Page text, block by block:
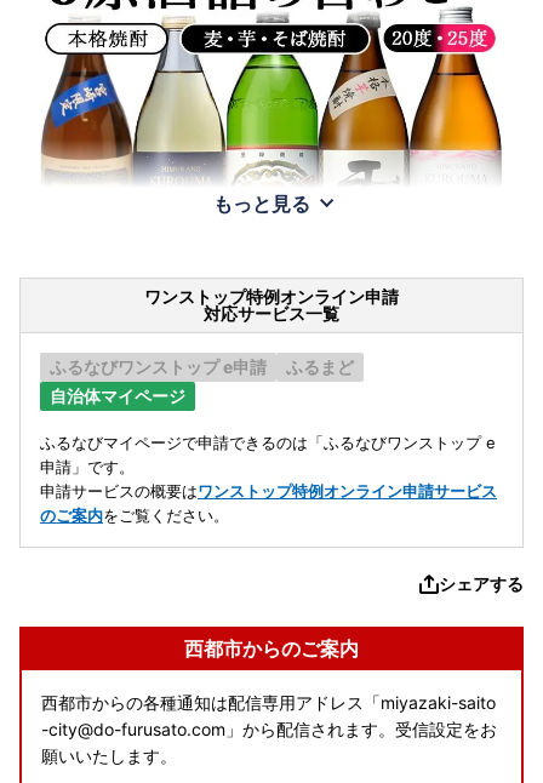
もっと見る
ワンストップ特例オンライン申請
対応サービス一覧
ふるなびワンストップ e申請
ふるまど
自治体マイページ
ふるなびマイページで申請できるのは「ふるなびワンストップ e
申請」です。
申請サービスの概要はワンストップ特例オンライン申請サービス
のご案内をご覧ください。
シェアする
西都市からのご案内
西都市からの各種通知は配信専用アドレス「miyazaki-saito
-city@do-furusato.com」から配信されます。受信設定をお
願いいたします。